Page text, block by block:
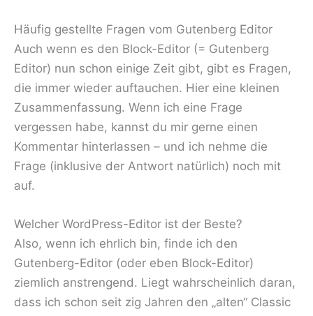
Häufig gestellte Fragen vom Gutenberg Editor
Auch wenn es den Block-Editor (= Gutenberg
Editor) nun schon einige Zeit gibt, gibt es Fragen,
die immer wieder auftauchen. Hier eine kleinen
Zusammenfassung. Wenn ich eine Frage
vergessen habe, kannst du mir gerne einen
Kommentar hinterlassen – und ich nehme die
Frage (inklusive der Antwort natürlich) noch mit
auf.
Welcher WordPress-Editor ist der Beste?
Also, wenn ich ehrlich bin, finde ich den
Gutenberg-Editor (oder eben Block-Editor)
ziemlich anstrengend. Liegt wahrscheinlich daran,
dass ich schon seit zig Jahren den „alten“ Classic